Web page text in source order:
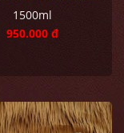
1500ml
950.000 đ